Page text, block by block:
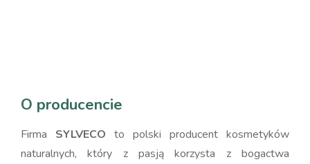
O producencie
Firma SYLVECO to polski producent kosmetyków
naturalnych, który z pasją korzysta z bogactwa